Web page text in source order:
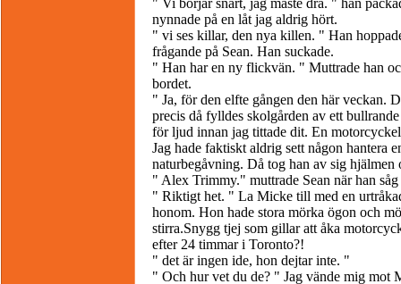
" Vi börjar snart, jag måste dra. " han
nynnade på en låt jag aldrig hört.
" vi ses killar, den nya killen. " Han
frågande på Sean. Han suckade.
" Han har en ny flickvän. " Muttrade han
bordet.
" Ja, för den elfte gången den här veckan.
precis då fylldes skolgården av ett
för ljud innan jag tittade dit. En
Jag hade faktiskt aldrig sett någon hantera
naturbegåvning. Då tog han av sig
" Alex Trimmy." muttrade Sean när han
" Riktigt het. " La Micke till med en
honom. Hon hade stora mörka ögon och
stirra.Snygg tjej som gillar att åka
efter 24 timmar i Toronto?!
" det är ingen ide, hon dejtar inte. "
" Och hur vet du de? " Jag vände mig mot